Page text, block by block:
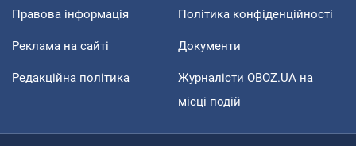
Правова інформація Політика конфіденційності
Реклама на сайті Документи
Редакційна політика
Журналісти OBOZ.UA на
місці подій